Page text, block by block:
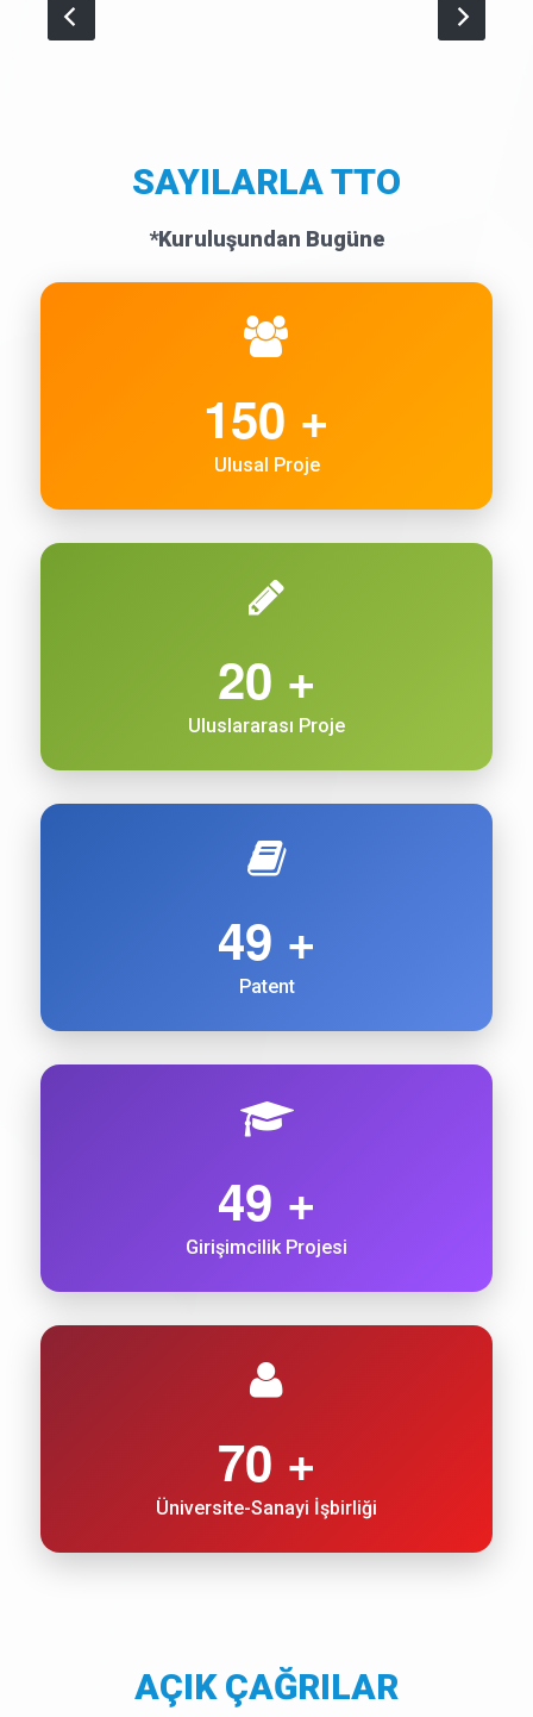
SAYILARLA TTO
*Kuruluşundan Bugüne
150 +
Ulusal Proje
20 +
Uluslararası Proje
49 +
Patent
49 +
Girişimcilik Projesi
70 +
Üniversite-Sanayi İşbirliği
AÇIK ÇAĞRILAR